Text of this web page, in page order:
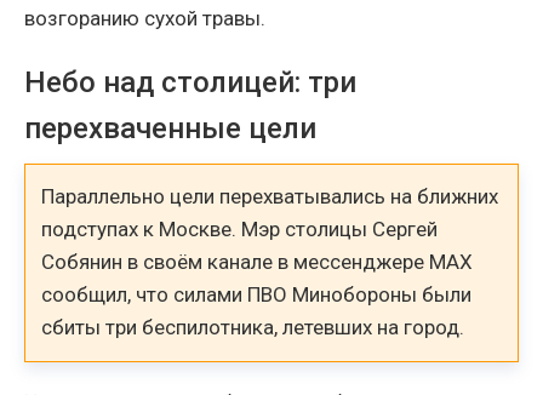
возгоранию сухой травы.
Небо над столицей: три
перехваченные цели
Параллельно цели перехватывались на ближних
подступах к Москве. Мэр столицы Сергей
Собянин в своём канале в мессенджере MAX
сообщил, что силами ПВО Минобороны были
сбиты три беспилотника, летевших на город.